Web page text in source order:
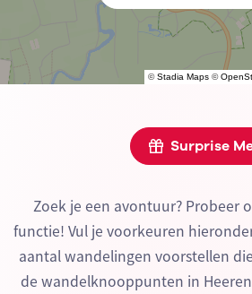
©Stadia Maps ©
Surprise
Zoek je een avontuur? Probeer
functie! Vul je voorkeuren
aantal wandelingen voorstellen
de wandelknooppunten in